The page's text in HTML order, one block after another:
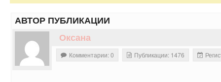
АВТОР ПУБЛИКАЦИИ
Оксана
Комментарии: 0 Публикации: 1476